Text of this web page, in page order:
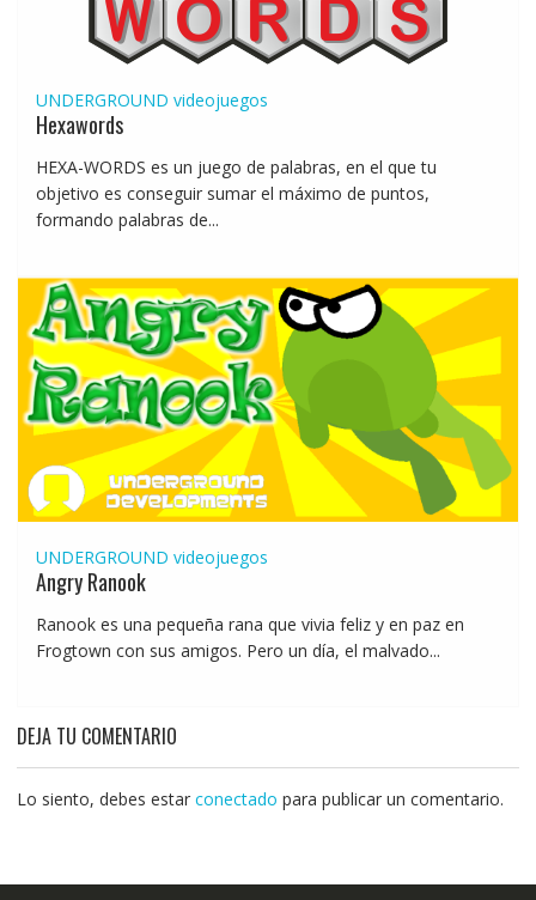
UNDERGROUND videojuegos
Hexawords
HEXA-WORDS es un juego de palabras, en el que tu
objetivo es conseguir sumar el máximo de puntos,
formando palabras de...
UNDERGROUND videojuegos
Angry Ranook
Ranook es una pequeña rana que vivia feliz y en paz en
Frogtown con sus amigos. Pero un día, el malvado...
DEJA TU COMENTARIO
Lo siento, debes estar conectado para publicar un comentario.